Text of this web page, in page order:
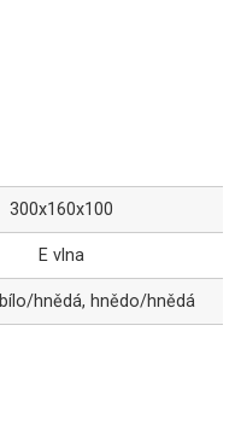
300x160x100
E vlna
bílo/hnědá, hnědo/hnědá